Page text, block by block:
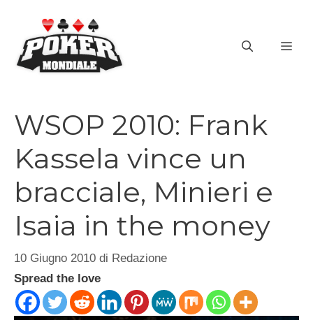
contenuto
WSOP 2010: Frank
Kassela vince un
bracciale, Minieri e
Isaia in the money
10 Giugno 2010 di Redazione
Spread the love